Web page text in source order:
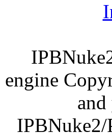
engine
IPBNuke2/